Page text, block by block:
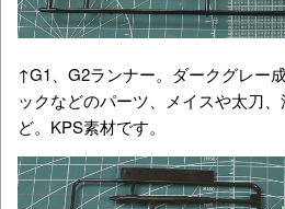
↑G1、G2ランナー。ダークグレー
ックなどのパーツ、メイスや太刀
ど。KPS素材です。